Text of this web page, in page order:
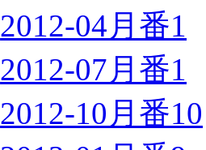
2012-04月番1
2012-07月番1
2012-10月番10